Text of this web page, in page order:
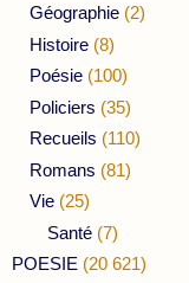
Géographie (2)
Histoire (8)
Poésie (100)
Policiers (35)
Recueils (110)
Romans (81)
Vie (25)
Santé (7)
POESIE (20 621)